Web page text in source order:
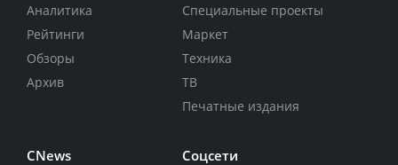
Аналитика
Рейтинги
Обзоры
Архив
Специальные проекты
Маркет
Техника
ТВ
Печатные издания
CNews Соцсети